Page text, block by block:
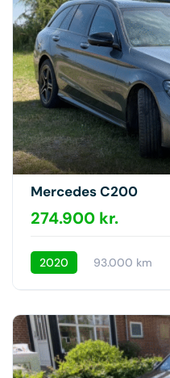
Mercedes C200
274.900 kr.
2020 93.000 km